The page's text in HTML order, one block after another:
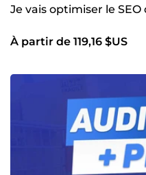
Je vais optimiser le
À partir de 119,16 $US